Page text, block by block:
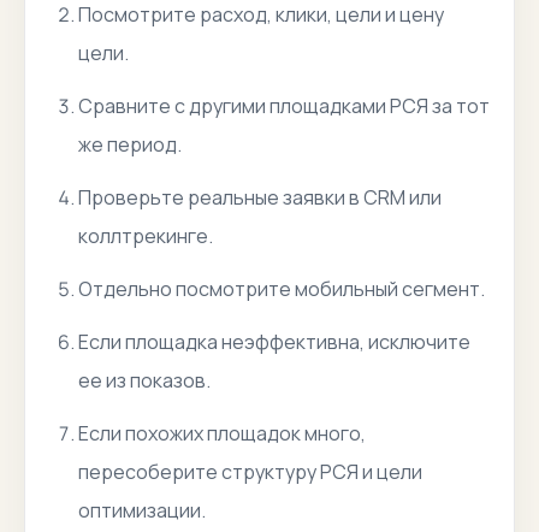
Посмотрите расход, клики, цели и цену
цели.
Сравните с другими площадками РСЯ за тот
же период.
Проверьте реальные заявки в CRM или
коллтрекинге.
Отдельно посмотрите мобильный сегмент.
Если площадка неэффективна, исключите
ее из показов.
Если похожих площадок много,
пересоберите структуру РСЯ и цели
оптимизации.